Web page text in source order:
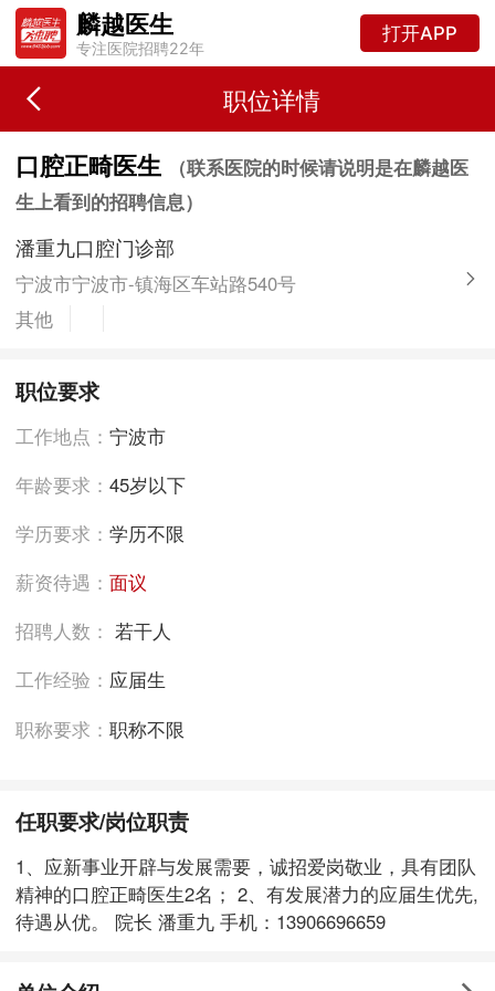
麟越医生
专注医院招聘22年
打开APP
职位详情
口腔正畸医生
（联系医院的时候请说明是在麟越医
生上看到的招聘信息）
潘重九口腔门诊部
宁波市宁波市-镇海区车站路540号
其他
职位要求
工作地点：宁波市
年龄要求：45岁以下
学历要求：学历不限
薪资待遇：面议
招聘人数：若干人
工作经验： 应届生
职称要求：职称不限
任职要求/岗位职责
1、应新事业开辟与发展需要，诚招爱岗敬业，具有团队
精神的口腔正畸医生2名； 2、有发展潜力的应届生优先,
待遇从优。 院长 潘重九 手机：13906696659